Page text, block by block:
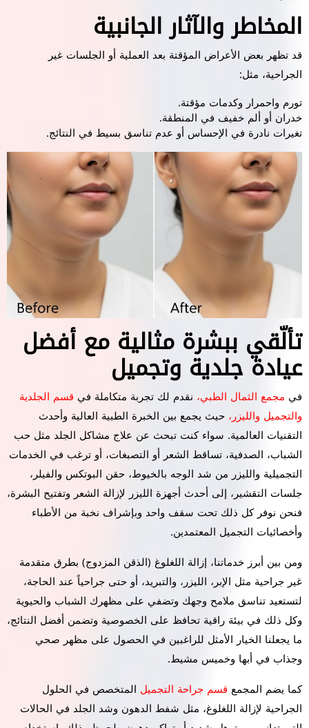
المخاطر والآثار الجانبية
قد تظهر بعض الأعراض المؤقتة بعد العملية أو الجلسات غير
الجراحية، مثل:
تورم واحمرار وكدمات مؤقتة.
خدران أو ألم خفيف في المنطقة.
تغيرات نادرة في الإحساس أو عدم تناسق بسيط في النتائج.
تألّقي ببشرة مثالية مع أفضل
عيادة جلدية وتجميل
في مجمع الثمال الطبي، نقدم لك تجربة متكاملة في قسم الجلدية
والتجميل والليزر، حيث يجمع بين الخبرة الطبية العالية وأحدث
التقنيات العالمية. سواء كنت تبحث عن علاج مشاكل الجلد مثل حب
الشباب، الصدفية، تساقط الشعر أو التصبغات، أو ترغب في الخدمات
التجميلية والليزر من شد الوجه بالخيوط، حقن البوتكس والفيلر،
جلسات التقشير، إلى أحدث أجهزة الليزر لإزالة الشعر وتفتيح البشرة،
فنحن نوفر كل ذلك تحت سقف واحد وبإشراف نخبة من الأطباء
وأخصائيات التجميل المعتمدين.
ومن بين أبرز خدماتنا، إزالة اللغلوغ (الذقن المزدوج) بطرق متقدمة
غير جراحية مثل الإبر، الليزر، والتبريد، أو حتى جراحياً عند الحاجة،
لتستعيد تناسق ملامح وجهك وتضفي على مظهرك الشباب والحيوية
وكل ذلك في بيئة راقية تحافظ على الخصوصية وتضمن أفضل النتائج،
ما يجعلنا الخيار الأمثل للراغبين في الحصول على مظهر صحي
وجذاب في أبها وخميس مشيط.
كما يضم المجمع قسم جراحة التجميل المتخصص في الحلول
الجراحية لإزالة اللغلوغ، مثل شفط الدهون وشد الجلد في الحالات